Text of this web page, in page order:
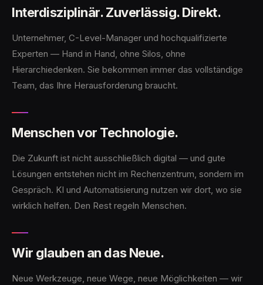
Interdisziplinär. Zuverlässig. Direkt.
Unternehmer, C-Level-Manager und hochqualifizierte
Experten — Hand in Hand, ohne Silos, ohne
Hierarchiedenken. Sie bekommen immer das vollständige
Team, das Ihre Herausforderung braucht.
Menschen vor Technologie.
Die Zukunft ist nicht ausschließlich digital — und gute
Lösungen entstehen nicht im Rechenzentrum, sondern im
Gespräch. KI und Automatisierung nutzen wir dort, wo sie
wirklich helfen. Den Rest regeln Menschen.
Wir glauben an das Neue.
Neue Werkzeuge, neue Wege, neue Möglichkeiten — wir